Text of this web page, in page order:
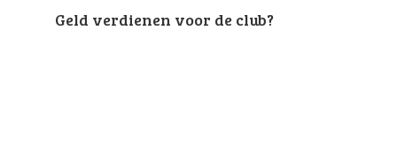
Geld verdienen voor de club?